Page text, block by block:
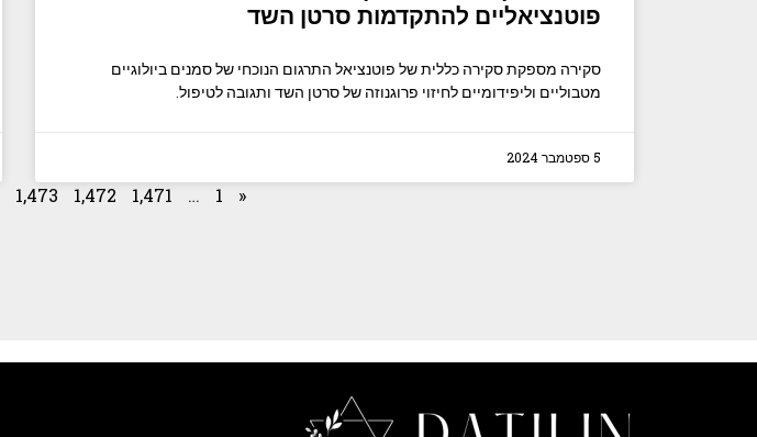
פוטנציאליים להתקדמות סרטן השד
סקירה מספקת סקירה כללית של פוטנציאל התרגום הנוכחי של סמנים ביולוגיים
מטבוליים וליפידומיים לחיזוי פרוגנוזה של סרטן השד ותגובה לטיפול.
5 ספטמבר 2024
«
1
…
1,471
1,472
1,473